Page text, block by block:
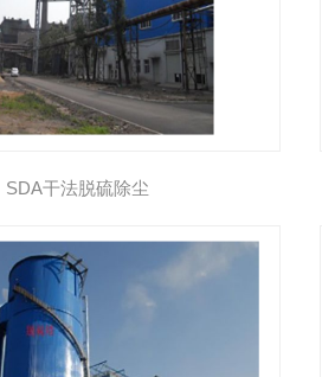
SDA干法脱硫除尘